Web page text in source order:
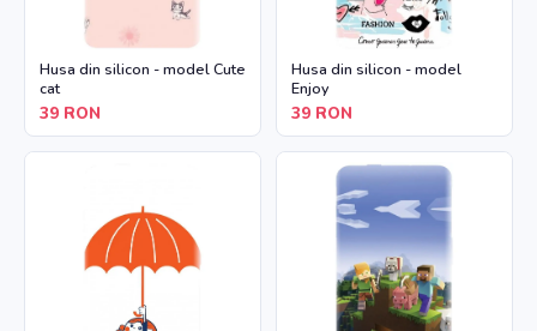
Husa din silicon - model Cute
cat
39 RON
Husa din silicon - model
Enjoy
39 RON